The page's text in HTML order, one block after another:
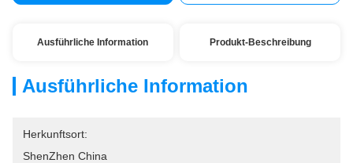
Ausführliche Information Produkt-Beschreibung
Ausführliche Information
Herkunftsort:
ShenZhen China